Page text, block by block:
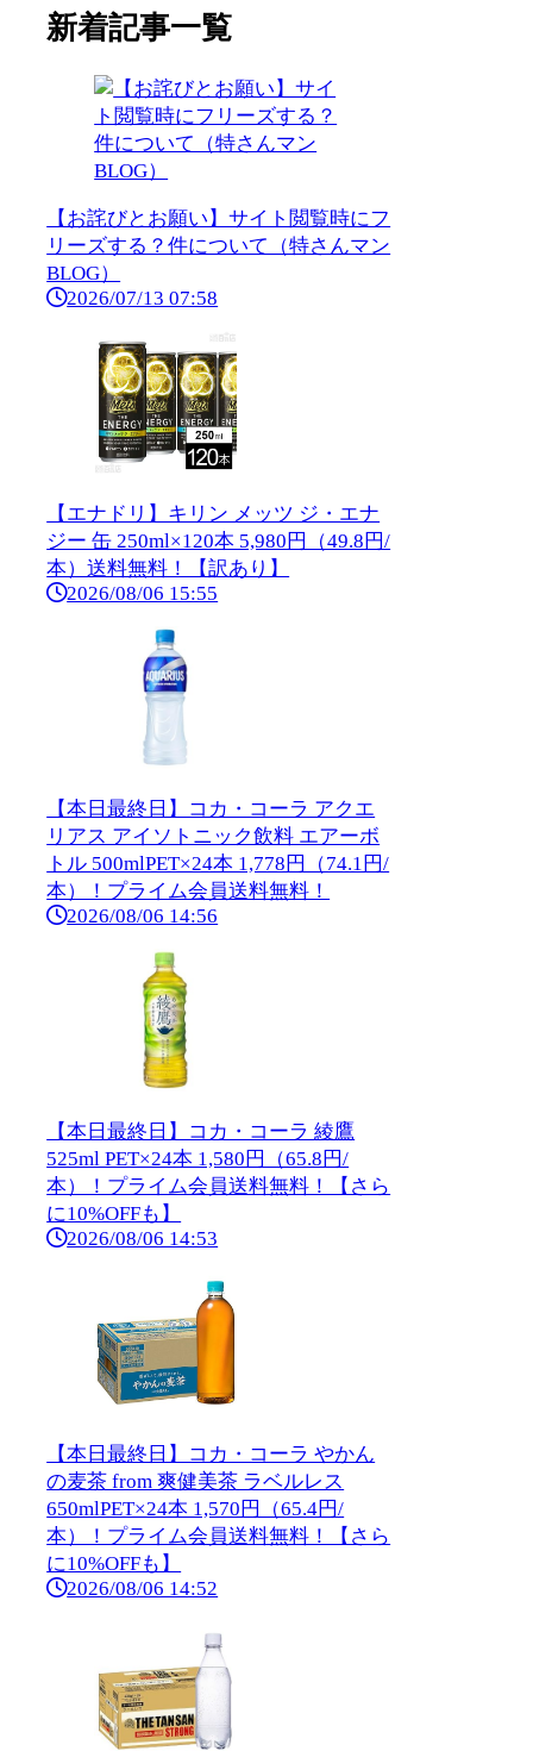
新着記事一覧
【お詫びとお願い】サイト閲覧時にフ
リーズする？件について（特さんマン
BLOG）
2026/07/13 07:58
【エナドリ】キリン メッツ ジ・エナ
ジー 缶 250ml×120本 5,980円（49.8円/
本）送料無料！【訳あり】
2026/08/06 15:55
【本日最終日】コカ・コーラ アクエ
リアス アイソトニック飲料 エアーボ
トル 500mlPET×24本 1,778円（74.1円/
本）！プライム会員送料無料！
2026/08/06 14:56
【本日最終日】コカ・コーラ 綾鷹
525ml PET×24本 1,580円（65.8円/
本）！プライム会員送料無料！【さら
に10%OFFも】
2026/08/06 14:53
【本日最終日】コカ・コーラ やかん
の麦茶 from 爽健美茶 ラベルレス
650mlPET×24本 1,570円（65.4円/
本）！プライム会員送料無料！【さら
に10%OFFも】
2026/08/06 14:52